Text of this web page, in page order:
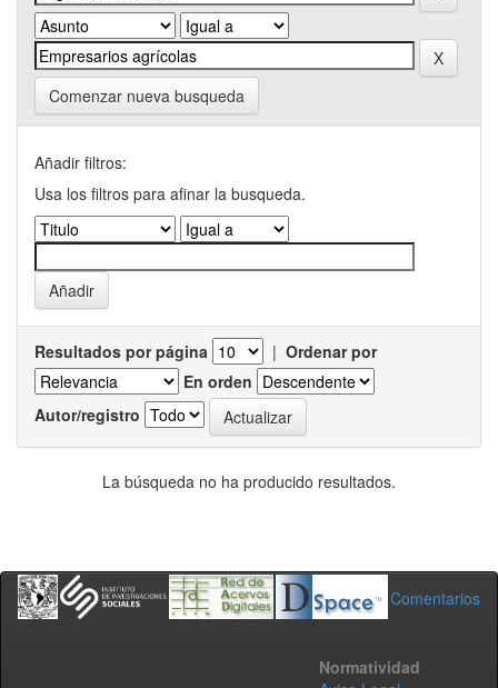
Comenzar nueva busqueda
Añadir filtros:
Usa los filtros para afinar la busqueda.
Resultados por página | Ordenar por
En orden
Autor/registro
La búsqueda no ha producido resultados.
Comentarios
Normatividad